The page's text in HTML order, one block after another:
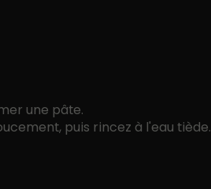
une pâte.
puis rincez à l'eau tiède.